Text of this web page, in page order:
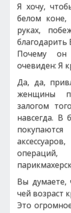
Я хочу,
белом коне,
руках,
благодарить
Почему он
очевиден: Я
Да, да,
женщины
залогом
навсегда. В
Вы думаете,
чей возраст
Это